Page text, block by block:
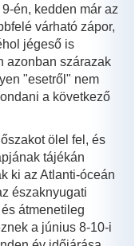
én, kedden már az
várható zápor,
jégeső is
azonban szárazak
"esetről" nem
a következő
ölel fel, és
tájékán
ki az Atlanti-óceán
északnyugati
átmenetileg
a június 8-10-i